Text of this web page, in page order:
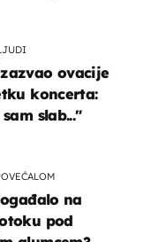
ovacije
koncerta:
slab..."
na
pod